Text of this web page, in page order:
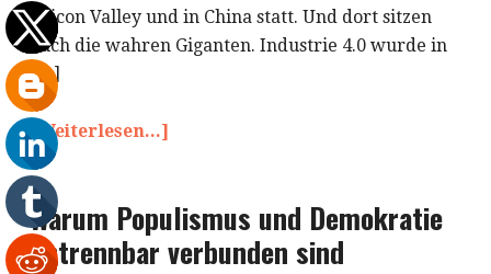
Silicon Valley und in China statt. Und dort sitzen
auch die wahren Giganten. Industrie 4.0 wurde in
[…]
[Weiterlesen...]
Warum Populismus und Demokratie
untrennbar verbunden sind